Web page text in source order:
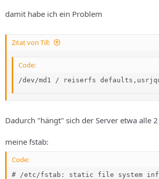
damit habe ich ein Problem
Zitat von Till:
Code:
/dev/md1 / reiserfs
Dadurch "hängt" sich der Server etwa alle 2
meine fstab:
Code:
# /etc/fstab: static file system